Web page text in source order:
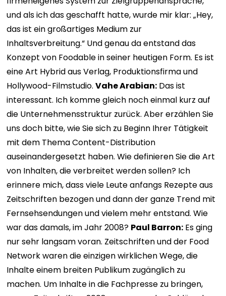
und als ich das geschafft hatte, wurde mir klar: „Hey,
das ist ein großartiges Medium zur
Inhaltsverbreitung.“ Und genau da entstand das
Konzept von Foodable in seiner heutigen Form. Es ist
eine Art Hybrid aus Verlag, Produktionsfirma und
Hollywood-Filmstudio.Vahe Arabian: Das ist
interessant. Ich komme gleich noch einmal kurz auf
die Unternehmensstruktur zurück. Aber erzählen Sie
uns doch bitte, wie Sie sich zu Beginn Ihrer Tätigkeit
mit dem Thema Content-Distribution
auseinandergesetzt haben. Wie definieren Sie die Art
von Inhalten, die verbreitet werden sollen? Ich
erinnere mich, dass viele Leute anfangs Rezepte aus
Zeitschriften bezogen und dann der ganze Trend mit
Fernsehsendungen und vielem mehr entstand. Wie
war das damals, im Jahr 2008? Paul Barron: Es ging
nur sehr langsam voran. Zeitschriften und der Food
Network waren die einzigen wirklichen Wege, die
Inhalte einem breiten Publikum zugänglich zu
machen. Um Inhalte in die Fachpresse zu bringen,